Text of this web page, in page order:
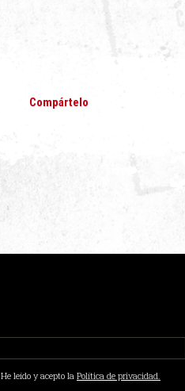
Compártelo
He leído y acepto la Política de privacidad.